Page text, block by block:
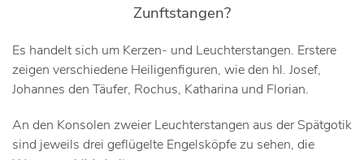
Zunftstangen?
Es handelt sich um Kerzen- und Leuchterstangen. Erstere
zeigen verschiedene Heiligenfiguren, wie den hl. Josef,
Johannes den Täufer, Rochus, Katharina und Florian.
An den Konsolen zweier Leuchterstangen aus der Spätgotik
sind jeweils drei geflügelte Engelsköpfe zu sehen, die